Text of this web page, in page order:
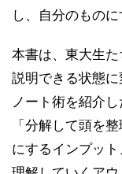
し、自分のもの
本書は、東大生
説明できる状態
ノート術を紹介
「分解して頭を
にするインプッ